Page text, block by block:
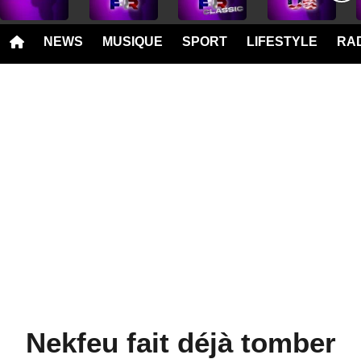
NEWS MUSIQUE SPORT LIFESTYLE
Nekfeu fait déjà tomber